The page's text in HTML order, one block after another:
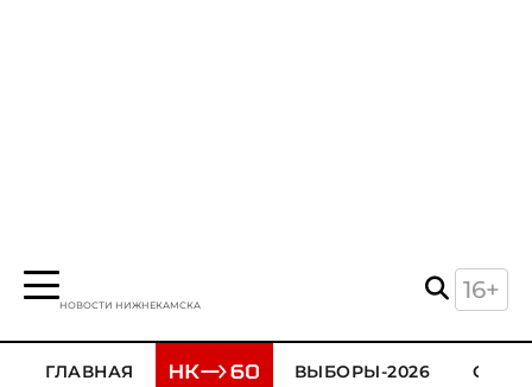
НОВОСТИ НИЖНЕКАМСКА
16+
ГЛАВНАЯ ВЫБОРЫ-2026